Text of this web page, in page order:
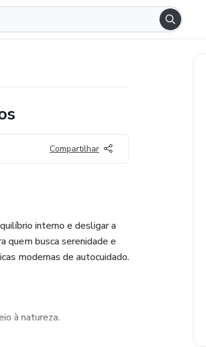
Compartilhar
interno e desligar a
quem busca serenidade e
modernas de autocuidado.
à natureza.